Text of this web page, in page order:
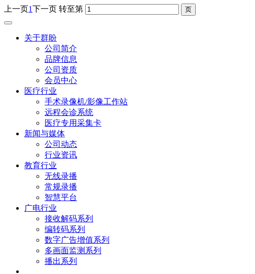
上一页1下一页 转至第
关于群盼
公司简介
品牌信息
公司资质
会员中心
医疗行业
手术录像机/影像工作站
远程会诊系统
医疗专用采集卡
新闻与媒体
公司动态
行业资讯
教育行业
无线录播
常规录播
智慧平台
广电行业
接收解码系列
编转码系列
数字广告增值系列
多画面监测系列
播出系列